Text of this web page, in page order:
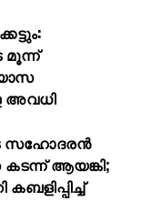
അവധി
സഹോദരൻ
ആയങ്കി;
കബളിപ്പിച്ച്